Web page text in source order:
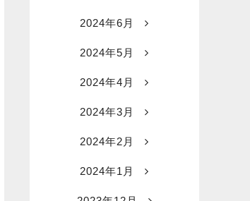
2024年6月
2024年5月
2024年4月
2024年3月
2024年2月
2024年1月